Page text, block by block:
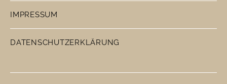
IMPRESSUM
DATENSCHUTZERKLÄRUNG